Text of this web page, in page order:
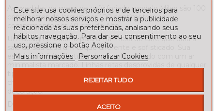
As medidas da mesa de café forjado modelo Milan são 100
centímetros de largura por 100 centímetros de
comprimento por 40 cm. do Alto.
Um design moderno para uma mesa de café que dará à
sala de sua casa um toque diferente e sofisticado. Sua
estrutura é feita de tubo de metal quadrado com um ar
cheia de estilo que pode caber quase qualquer tipo de
decoração.
Disponível em qualquer um dos acabamentos de pintura
Este site usa cookies próprios e de terceiros para
melhorar nossos serviços e mostrar a publicidade
relacionada às suas preferências, analisando seus
hábitos navegação. Para dar seu consentimento ao seu
uso, pressione o botão Aceito.
Mais informações
Personalizar Cookies
REJEITAR TUDO
ACEITO